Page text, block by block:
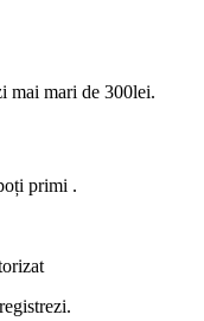
mai mari de 300lei.
primi .